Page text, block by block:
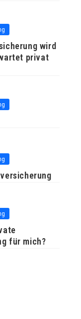
wird
privat
für mich?